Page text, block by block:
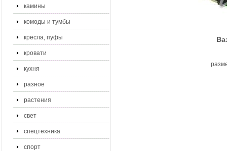
камины
комоды и тумбы
кресла, пуфы
кровати
кухня
разное
растения
свет
спецтехника
спорт